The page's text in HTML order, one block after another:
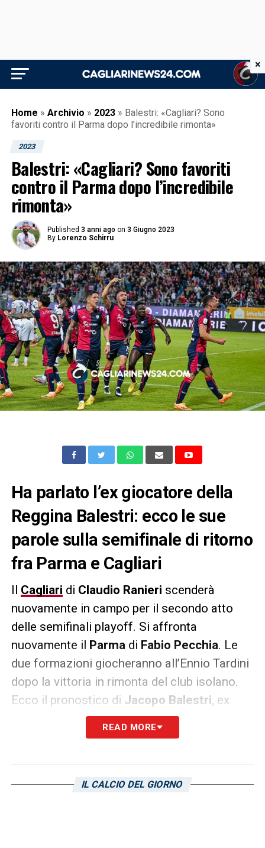
Home » Archivio » 2023 » Balestri: «Cagliari? Sono
favoriti contro il Parma dopo l’incredibile rimonta»
2023
Balestri: «Cagliari? Sono favoriti
contro il Parma dopo l’incredibile
rimonta»
Published 3 anni ago on 3 Giugno 2023
By Lorenzo Schirru
Ha parlato l’ex giocatore della
Reggina Balestri: ecco le sue
parole sulla semifinale di ritorno
fra Parma e Cagliari
Il Cagliari di Claudio Ranieri scenderà
nuovamente in campo per il secondo atto
delle semifinali playoff. Si affronta
nuovamente il Parmadi Fabio Pecchia. Le
due formazioni giocheranno all’Ennio Tardini
dopo la vittoria in rimonta del club isolano.
Ecco il pronostico di Jacopo Balestri, ex
giocatore dellaRegginache ha rilasciato
alcune dichiarazioni presso i microfoni della
favoriti i rossoblù che nell’incontro d’andata
READ MORE
IL CALCIO DEL GIORNO
×